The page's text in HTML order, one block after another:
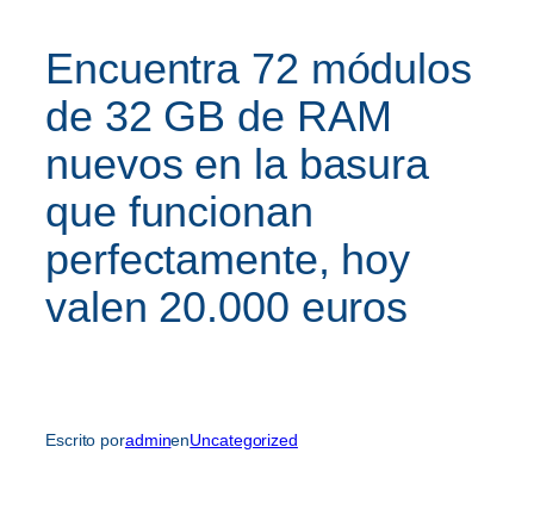
Encuentra 72 módulos
de 32 GB de RAM
nuevos en la basura
que funcionan
perfectamente, hoy
valen 20.000 euros
Escrito poradminenUncategorized